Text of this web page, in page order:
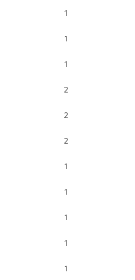
1
1
1
2
2
2
1
1
1
1
1